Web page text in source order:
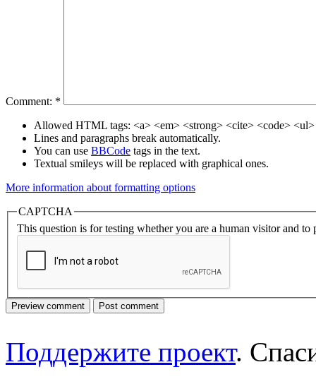
Comment: *
Allowed HTML tags: <a> <em> <strong> <cite> <code>
Lines and paragraphs break automatically.
You can use BBCode tags in the text.
Textual smileys will be replaced with graphical ones.
More information about formatting options
CAPTCHA
This question is for testing whether you are a human visitor and to
Поддержите проект.